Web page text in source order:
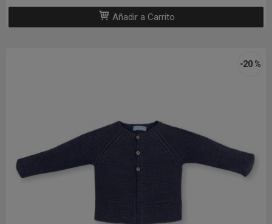
Añadir a Carrito
-20 %